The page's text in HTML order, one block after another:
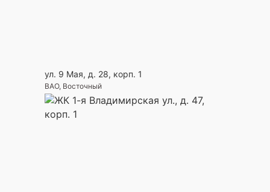
ул. 9 Мая, д. 28, корп. 1
ВАО, Восточный